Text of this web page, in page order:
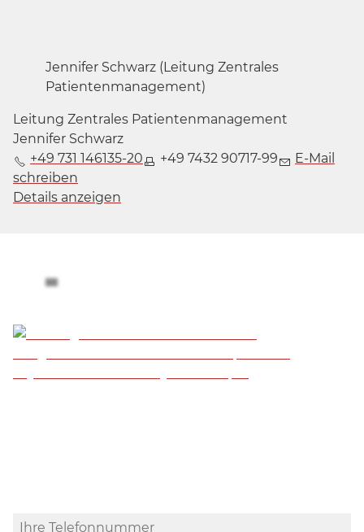
Jennifer Schwarz (Leitung Zentrales
Patientenmanagement)
Leitung Zentrales Patientenmanagement
Jennifer Schwarz
+49 731 146135-20
+49 7432 90717-99
E-Mail
schreiben
Details anzeigen